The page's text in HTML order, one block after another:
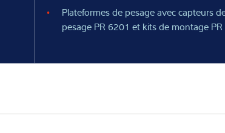
Plateformes de pesage avec capteurs
pesage PR 6201 et kits de montage PR